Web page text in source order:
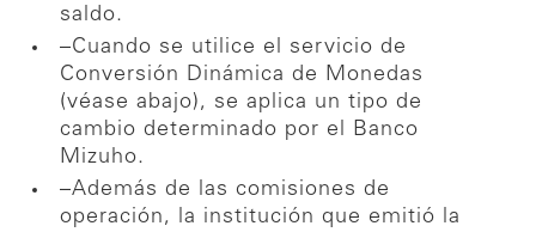
saldo.
–Cuando se utilice el servicio de
Conversión Dinámica de Monedas
(véase abajo), se aplica un tipo de
cambio determinado por el Banco
Mizuho.
–Además de las comisiones de
operación, la institución que emitió la